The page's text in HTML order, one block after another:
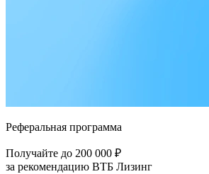
Реферальная программа
Получайте до 200 000 ₽
за рекомендацию ВТБ Лизинг